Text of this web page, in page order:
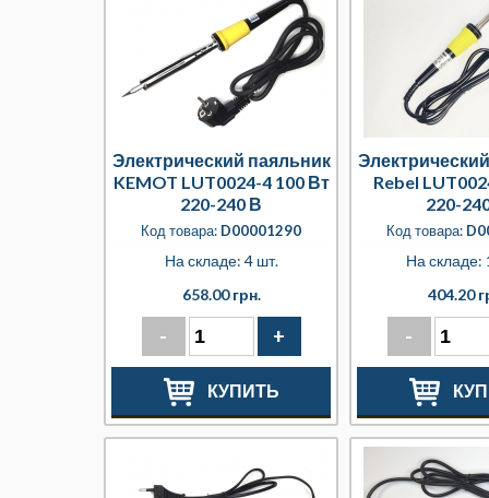
Электрический паяльник
KEMOT LUT0024-4 100 Вт
220-240 В
Код товара: D00001290
На складе: 4 шт.
658.00 грн.
- +
КУПИТЬ
Rebel
220-
Код товара:
На складе:
404.20
-